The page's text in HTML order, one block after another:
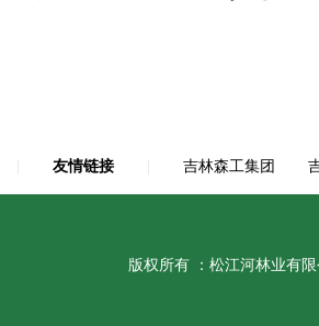
友情链接 吉林森工集团
版权所有 ：松江河林业有